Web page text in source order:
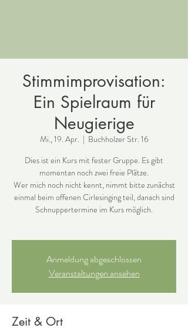
Stimmimprovisation:
Ein Spielraum für
Neugierige
Mi., 19. Apr.
  |
Buchholzer Str. 16
Dies ist ein Kurs mit fester Gruppe. Es gibt
momentan noch zwei freie Plätze.
Wer mich noch nicht kennt, nimmt bitte zunächst
einmal beim offenen Cirlesinging teil, danach sind
Schnuppertermine im Kurs möglich.
Anmeldung abgeschlossen
Veranstaltungen ansehen
Zeit & Ort